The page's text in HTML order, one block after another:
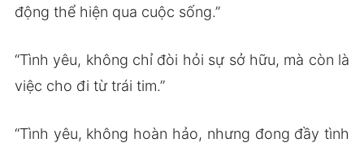
động thể hiện qua cuộc sống.”
“Tình yêu, không chỉ đòi hỏi sự sở hữu, mà còn là
việc cho đi từ trái tim.”
“Tình yêu, không hoàn hảo, nhưng đong đầy tình